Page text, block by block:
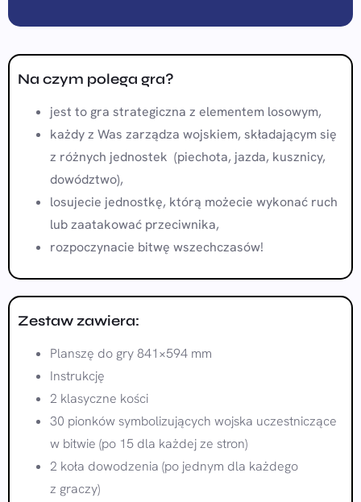
Na czym polega gra?
jest to gra strategiczna z elementem losowym,
każdy z Was zarządza wojskiem, składającym się
z różnych jednostek (piechota, jazda, kusznicy,
dowództwo),
losujecie jednostkę, którą możecie wykonać ruch
lub zaatakować przeciwnika,
rozpoczynacie bitwę wszechczasów!
Zestaw zawiera:
Planszę do gry 841×594 mm
Instrukcję
2 klasyczne kości
30 pionków symbolizujących wojska uczestniczące
w bitwie (po 15 dla każdej ze stron)
2 koła dowodzenia (po jednym dla każdego
z graczy)